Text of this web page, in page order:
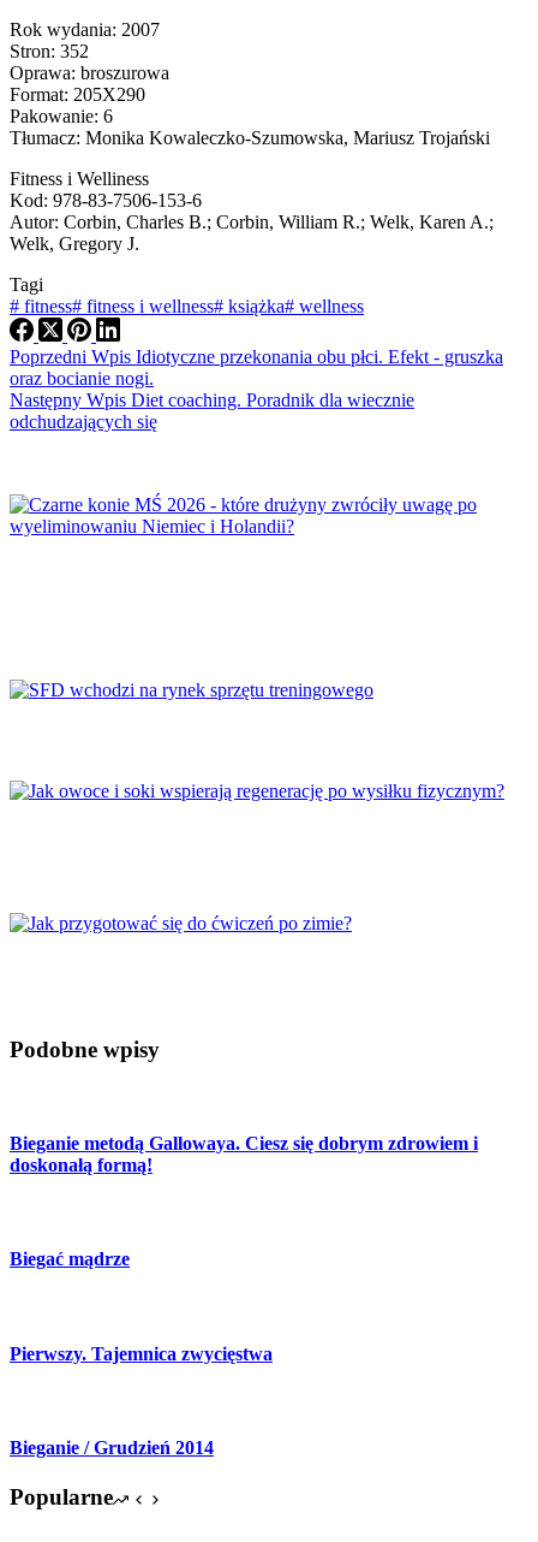
Rok wydania: 2007
Stron: 352
Oprawa: broszurowa
Format: 205X290
Pakowanie: 6
Tłumacz: Monika Kowaleczko-Szumowska, Mariusz Trojański
Fitness i Welliness
Kod: 978-83-7506-153-6
Autor: Corbin, Charles B.; Corbin, William R.; Welk, Karen A.;
Welk, Gregory J.
Tagi
# fitness# fitness i wellness# książka# wellness
Poprzedni Wpis Idiotyczne przekonania obu płci. Efekt - gruszka
oraz bocianie nogi.
Następny Wpis Diet coaching. Poradnik dla wiecznie
odchudzających się
Podobne wpisy
Bieganie metodą Gallowaya. Ciesz się dobrym zdrowiem i
doskonałą formą!
Biegać mądrze
Pierwszy. Tajemnica zwycięstwa
Bieganie / Grudzień 2014
Popularne